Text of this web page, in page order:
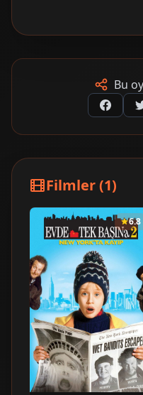
Bu
Filmler (1)
6.8